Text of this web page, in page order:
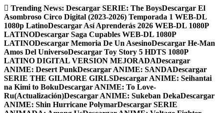
Skip
to
content
Trending News: Descargar SERIE: The BoysDescargar El
Asombroso Circo Digital (2023-2026) Temporada 1 WEB-DL
1080p LatinoDescargar Así Aprenderás 2026 WEB-DL 1080P
LATINODescargar Saga Cupables WEB-DL 1080P
LATINODescargar Memoria De Un AsesinoDescargar He-Man
Amos Del UniversoDescargar Toy Story 5 HDTS 1080P
LATINO DIGITAL VERSION MEJORADADescargar
ANIME: Desert PunkDescargar ANIME: SANDADescargar
SERIE THE GILMORE GIRLSDescargar ANIME: Seihantai
na Kimi to BokuDescargar ANIME: To Love-
Ru(Actualización)Descargar ANIME: Sukeban DekaDescargar
ANIME: Shin Hurricane PolymarDescargar SERIE